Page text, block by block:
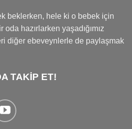
beklerken, hele ki o bebek için
hazırlarken yaşadığımız
diğer ebeveynlerle de paylaşmak
TAKİP ET!